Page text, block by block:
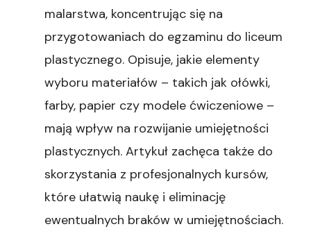
malarstwa, koncentrując się na
przygotowaniach do egzaminu do liceum
plastycznego. Opisuje, jakie elementy
wyboru materiałów – takich jak ołówki,
farby, papier czy modele ćwiczeniowe –
mają wpływ na rozwijanie umiejętności
plastycznych. Artykuł zachęca także do
skorzystania z profesjonalnych kursów,
które ułatwią naukę i eliminację
ewentualnych braków w umiejętnościach.